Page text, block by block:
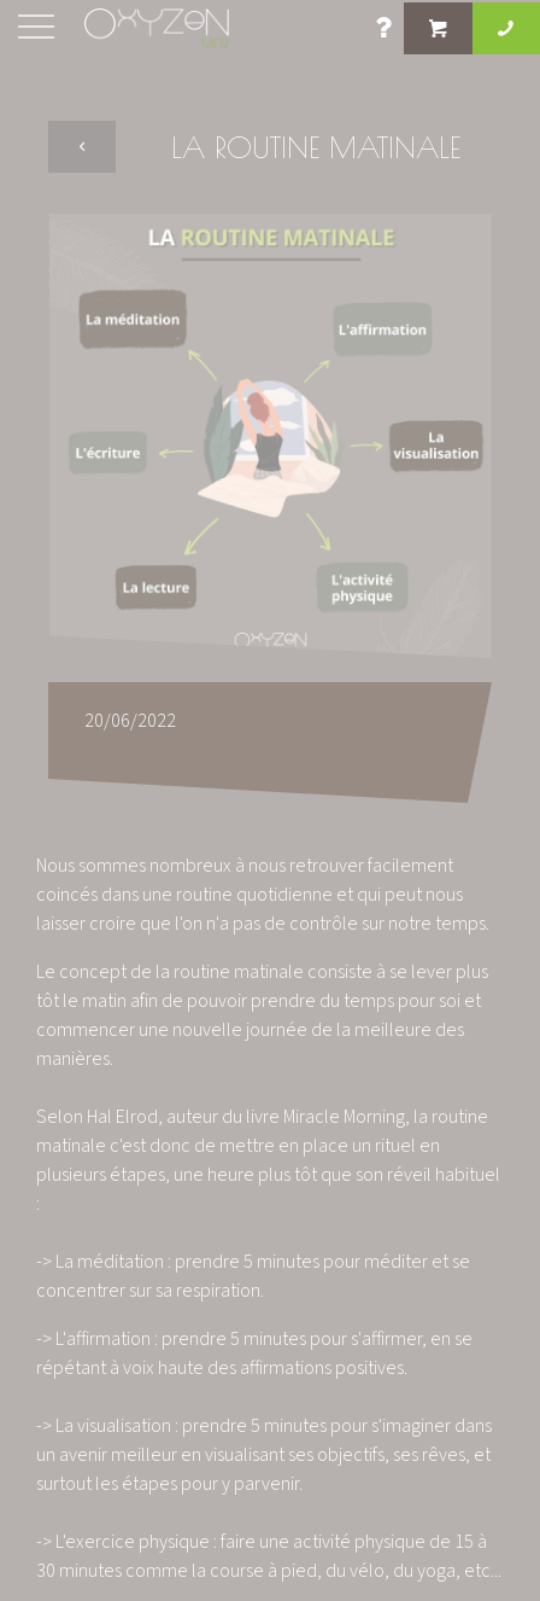
LA ROUTINE MATINALE
20/06/2022
Nous sommes nombreux à nous retrouver facilement
coincés dans une routine quotidienne et qui peut nous
laisser croire que l'on n'a pas de contrôle sur notre temps.
Le concept de la routine matinale consiste à se lever plus
tôt le matin afin de pouvoir prendre du temps pour soi et
commencer une nouvelle journée de la meilleure des
manières.
Selon Hal Elrod, auteur du livre Miracle Morning, la routine
matinale c'est donc de mettre en place un rituel en
plusieurs étapes, une heure plus tôt que son réveil habituel
:
-> La méditation : prendre 5 minutes pour méditer et se
concentrer sur sa respiration.
-> L'affirmation : prendre 5 minutes pour s'affirmer, en se
répétant à voix haute des affirmations positives.
-> La visualisation : prendre 5 minutes pour s'imaginer dans
un avenir meilleur en visualisant ses objectifs, ses rêves, et
surtout les étapes pour y parvenir.
-> L'exercice physique : faire une activité physique de 15 à
30 minutes comme la course à pied, du vélo, du yoga, etc...